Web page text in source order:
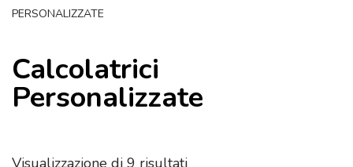
PERSONALIZZATE
Calcolatrici
Personalizzate
Visualizzazione di 9 risultati